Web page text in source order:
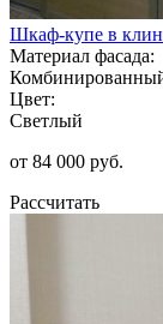
Шкаф-купе в
Материал фасада:
Цвет:
Светлый
от 84 000 руб.
Рассчитать